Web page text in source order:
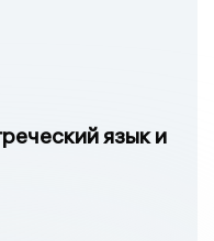
язык и